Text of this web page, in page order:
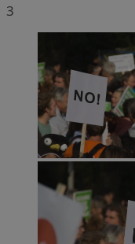
3